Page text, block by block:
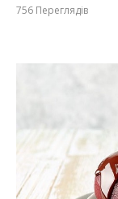
756 Переглядів